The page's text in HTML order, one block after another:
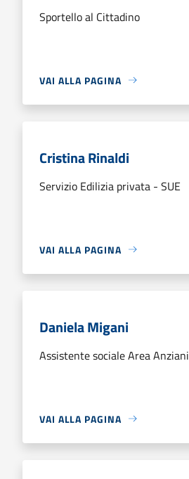
Sportello al Cittadino
VAI ALLA PAGINA
Cristina Rinaldi
Servizio Edilizia privata - SUE
VAI ALLA PAGINA
Daniela Migani
Assistente sociale Area Anziani
VAI ALLA PAGINA